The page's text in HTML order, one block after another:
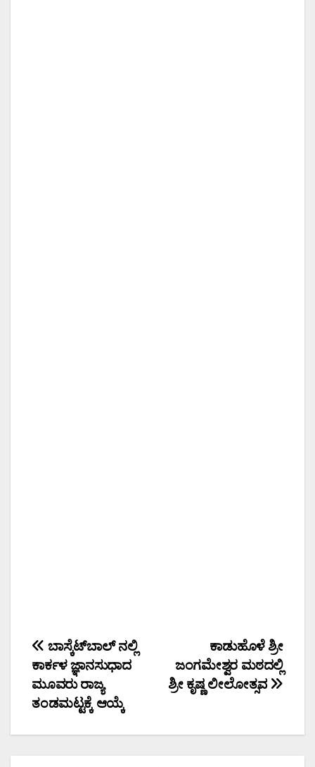
Post
navigation
ಕಾಡುಹೊಳೆ ಶ್ರೀ
ಜಂಗಮೇಶ್ವರ ಮಠದಲ್ಲಿ
ಶ್ರೀ ಕೃಷ್ಣ ಲೀಲೋತ್ಸವ
ಬಾಸ್ಕೆಟ್‌ಬಾಲ್ ನಲ್ಲಿ
ಕಾರ್ಕಳ ಜ್ಞಾನಸುಧಾದ
ಮೂವರು ರಾಜ್ಯ
ತಂಡಮಟ್ಟಕ್ಕೆ ಆಯ್ಕೆ